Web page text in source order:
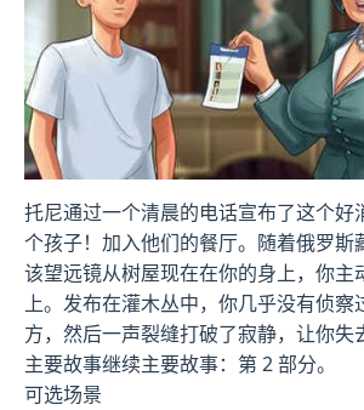
托尼通过一个清晨的电话宣布了这个好
个孩子！加入他们的餐厅。随着俄罗斯
该望远镜从树屋现在在你的身上，你主
上。发布在灌木丛中，你几乎没有侦察
方，然后一声裂缝打破了寂静，让你失
主要故事继续主要故事：第 2 部分。
可选场景